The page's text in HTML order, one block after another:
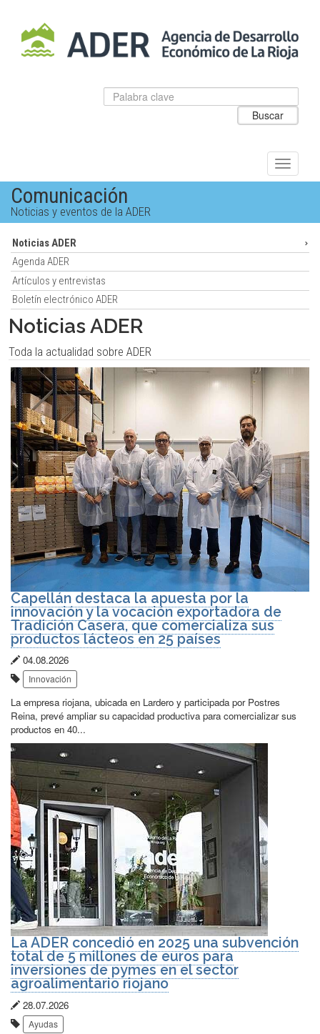
Salto
al
contenido
Datos
para
Introduzca
el
Buscar
Alternar
Comunicación
Noticias y eventos de la ADER
Noticias ADER
Agenda ADER
Artículos y entrevistas
Boletín electrónico ADER
Noticias ADER
Toda la actualidad sobre ADER
Capellán destaca la apuesta por la
innovación y la vocación exportadora de
Tradición Casera, que comercializa sus
productos lácteos en 25 países
Fecha
de
publicación:
04.08.2026
Etiquetas:
Innovación
La empresa riojana, ubicada en Lardero y participada por Postres
Reina, prevé ampliar su capacidad productiva para comercializar sus
productos en 40...
La ADER concedió en 2025 una subvención
total de 5 millones de euros para
inversiones de pymes en el sector
agroalimentario riojano
Fecha
de
28.07.2026
Etiquetas:
Ayudas